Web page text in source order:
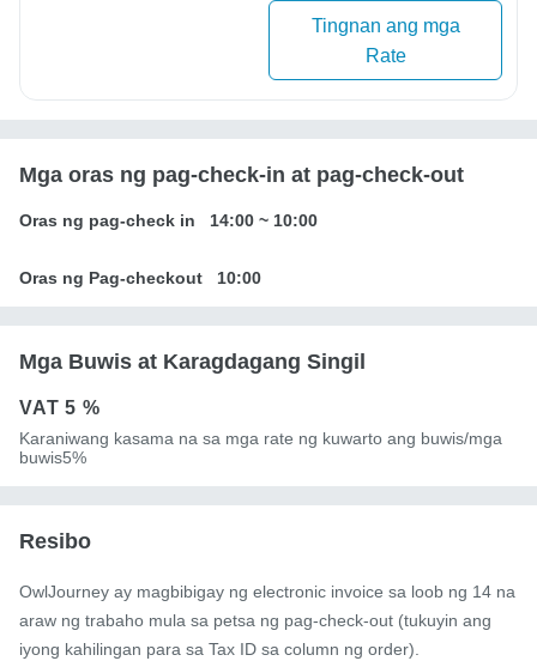
Tingnan ang mga
Rate
Mga oras ng pag-check-in at pag-check-out
Oras ng pag-check in 14:00 ~ 10:00
Oras ng Pag-checkout 10:00
Mga Buwis at Karagdagang Singil
VAT5 %
Karaniwang kasama na sa mga rate ng kuwarto ang buwis/mga
buwis5%
Resibo
OwlJourney ay magbibigay ng electronic invoice sa loob ng 14 na
araw ng trabaho mula sa petsa ng pag-check-out (tukuyin ang
iyong kahilingan para sa Tax ID sa column ng order).